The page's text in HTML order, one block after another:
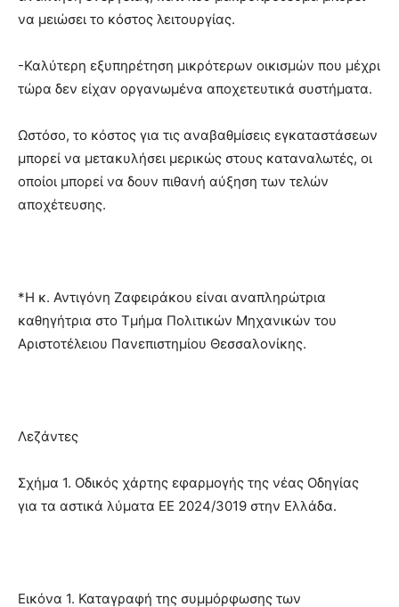
να μειώσει το κόστος λειτουργίας.
-Καλύτερη εξυπηρέτηση μικρότερων οικισμών που μέχρι
τώρα δεν είχαν οργανωμένα αποχετευτικά συστήματα.
Ωστόσο, το κόστος για τις αναβαθμίσεις εγκαταστάσεων
μπορεί να μετακυλήσει μερικώς στους καταναλωτές, οι
οποίοι μπορεί να δουν πιθανή αύξηση των τελών
αποχέτευσης.
*Η κ. Αντιγόνη Ζαφειράκου είναι αναπληρώτρια
καθηγήτρια στο Τμήμα Πολιτικών Μηχανικών του
Αριστοτέλειου Πανεπιστημίου Θεσσαλονίκης.
Λεζάντες
Σχήμα 1. Οδικός χάρτης εφαρμογής της νέας Οδηγίας
για τα αστικά λύματα ΕΕ 2024/3019 στην Ελλάδα.
Εικόνα 1. Καταγραφή της συμμόρφωσης των